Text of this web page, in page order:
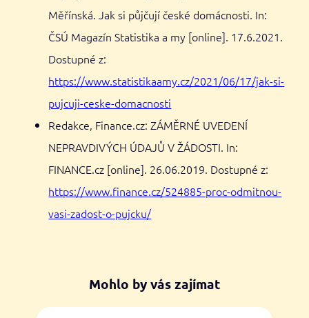
Měřínská. Jak si půjčují české domácnosti. In:
ČSÚ Magazín Statistika a my [online]. 17.6.2021.
Dostupné z:
https://www.statistikaamy.cz/2021/06/17/jak-si-
pujcuji-ceske-domacnosti
Redakce, Finance.cz: ZÁMĚRNÉ UVEDENÍ
NEPRAVDIVÝCH ÚDAJŮ V ŽÁDOSTI. In:
FINANCE.cz [online]. 26.06.2019. Dostupné z:
https://www.finance.cz/524885-proc-odmitnou-
vasi-zadost-o-pujcku/
Mohlo by vás zajímat